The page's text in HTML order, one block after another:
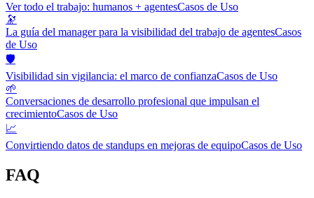
Ver todo el trabajo: humanos + agentesCasos de Uso
🔭
La guía del manager para la visibilidad del trabajo de agentesCasos
de Uso
🛡️
Visibilidad sin vigilancia: el marco de confianzaCasos de Uso
🌱
Conversaciones de desarrollo profesional que impulsan el
crecimientoCasos de Uso
📈
Convirtiendo datos de standups en mejoras de equipoCasos de Uso
FAQ